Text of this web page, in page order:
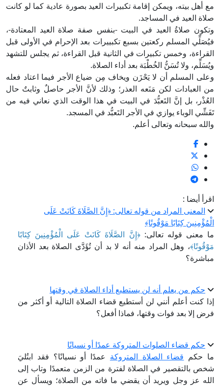
مع أهل بيته، ويمكن إقامة تكبيرات العيد بصورة عادية كما لو كانت
صلاة العيد في المساجد.
وتكون صلاةُ العيد في البيت -بنفس صفة صلاة العيد المعتادة-،
فيُصَلِّي المسلم ركعتين بسبع تكبييرات بعد الإحرام في الأولى قبل
القراءة، وخمس تكبيرات في الثانية قبل القراءة، ثم يجلس للتشهد
ويُسَلِّم، ولا تُسَنُّ الخُطْبَة بعد أداء الصلاة.
وعلى المسلم أن لا يَحْزَن ويخاف مِن ضياع الأجر فيما اعتاد فعله
من العبادات لكن مَنَعه العذر؛ وذلك لأنَّ الأجر حاصلٌ وثابتٌ حال
العُذْر، بل إنَّ التَعبُّدَ في البيت في هذا الوقت الذي نعاني فيه من
تَفَشِّي الوباء يوازي في الأجر التَعبُّد في المسجد.
والله سبحانه وتعالى أعلم.
اقرأ أيضا :
المعنى المراد من قوله تعالى: ﴿إِنَّ الصَّلَاةَ كَانَتْ عَلَى
الْمُؤْمِنِينَ كِتَابًا مَوْقُوتًا﴾
ما معنى قوله تعالى:﴿إِنَّ الصَّلَاةَ كَانَتْ عَلَى الْمُؤْمِنِينَ كِتَابًا
مَوْقُوتًا﴾، وهل المراد منه أنه لا بد أن تُؤَدَّى الصلاة بعد الأذان
مباشرة؟
حكم من يعلم أنه لن يستطيع أداء الصلاة في وقتها
إذا كنت أعلم أنني لن أستطيع قضاء الصلاة التالية أو أكثر من
فرض إلا بعد فوات وقتها، فماذا أفعل؟
حكم قضاء الصلوات المتروكة عمدًا أو نسيانًا
ما حكم قضاء الصلاة المتروكة عمدًا أو نسيانًا؟ فقد ابتُليَ
شخص بالتقصير في الصلاة لفترة من الزمن متعمدًا وتاب إلى
الله عز وجل ويريد أن يقضي ما فاته من الصلاة؛ ويسأل عن